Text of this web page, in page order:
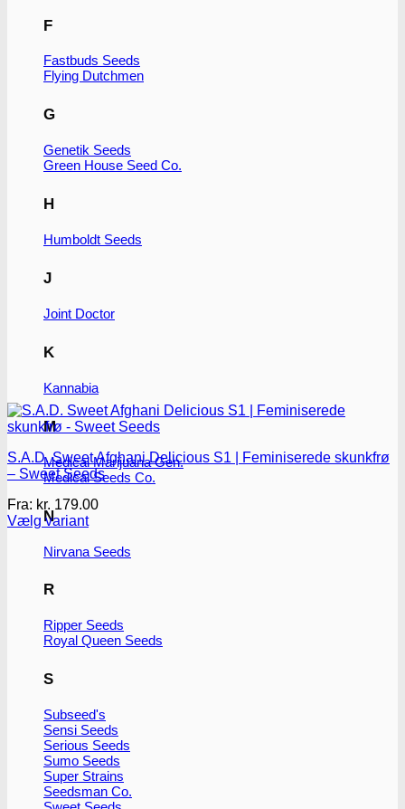
F
Fastbuds Seeds
Flying Dutchmen
G
Genetik Seeds
Green House Seed Co.
H
Humboldt Seeds
J
Joint Doctor
K
Kannabia
M
Medical Marijuana Gen.
Medical Seeds Co.
N
Nirvana Seeds
R
Ripper Seeds
Royal Queen Seeds
S
Subseed's
Sensi Seeds
Serious Seeds
Sumo Seeds
Super Strains
Seedsman Co.
varianter.
Mulighederne
vælges
varesiden
S.A.D. Sweet Afghani Delicious S1 | Feminiserede skunkfrø
– Sweet Seeds
Fra: kr. 179.00
Vælg variant
Mulighederne
vælges
varesiden